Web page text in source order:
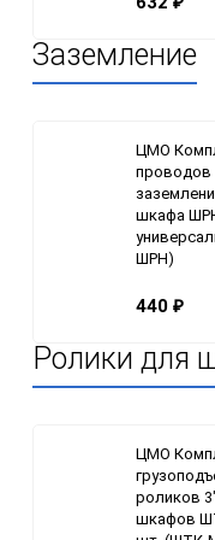
Заземление
ЦМО
проводов
шкафа
ШРН)
440 ₽
Ролики для
ЦМО
роликов
шкафов